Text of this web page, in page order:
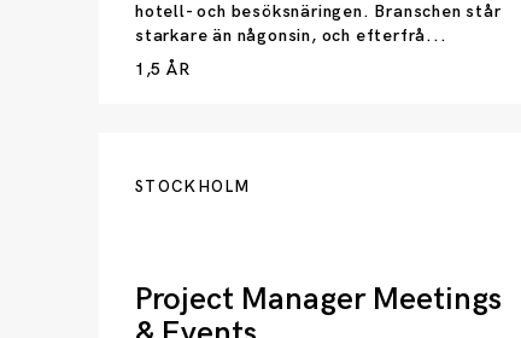
hotell- och besöksnäringen. Branschen står
starkare än någonsin, och efterfrå...
1,5 ÅR
STOCKHOLM
Project Manager Meetings